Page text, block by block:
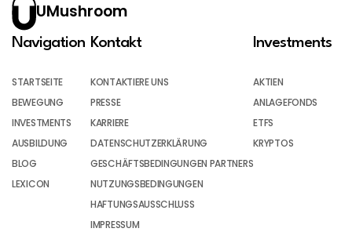
UMushroom
Navigation
STARTSEITE
BEWEGUNG
INVESTMENTS
AUSBILDUNG
BLOG
LEXICON
Kontakt
KONTAKTIERE UNS
PRESSE
KARRIERE
DATENSCHUTZERKLÄRUNG
GESCHÄFTSBEDINGUNGEN PARTNERS
NUTZUNGSBEDINGUNGEN
HAFTUNGSAUSSCHLUSS
IMPRESSUM
Investments
AKTIEN
ANLAGEFONDS
ETFS
KRYPTOS